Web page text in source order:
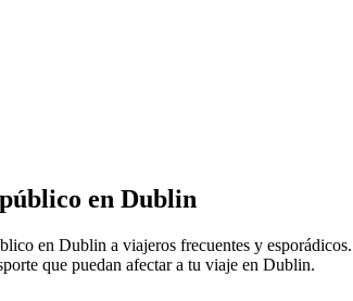
en Dublin
en Dublin a viajeros frecuentes y
que puedan afectar a tu viaje en Dublin.